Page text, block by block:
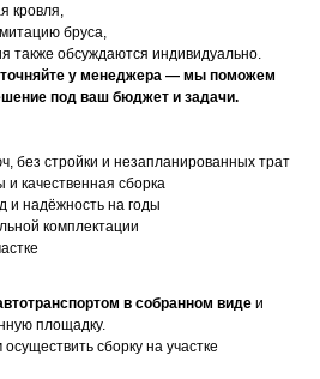
кровля,
бруса,
также обсуждаются индивидуально.
у менеджера — мы поможем
под ваш бюджет и задачи.
без стройки и незапланированных трат
качественная сборка
и надёжность на годы
комплектации
в собранном виде и
площадку.
сборку на участке